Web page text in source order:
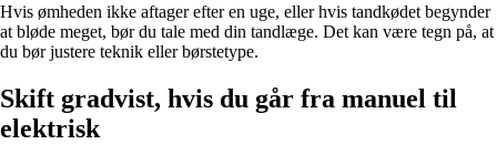
Hvis ømheden ikke aftager efter en uge, eller hvis tandkødet begynder
at bløde meget, bør du tale med din tandlæge. Det kan være tegn på, at
du bør justere teknik eller børstetype.
Skift gradvist, hvis du går fra manuel til
elektrisk